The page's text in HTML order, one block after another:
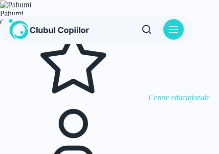
Sari
la
conținut
Pahumi
Cu focus pe: Drumeție
Centre educaționale